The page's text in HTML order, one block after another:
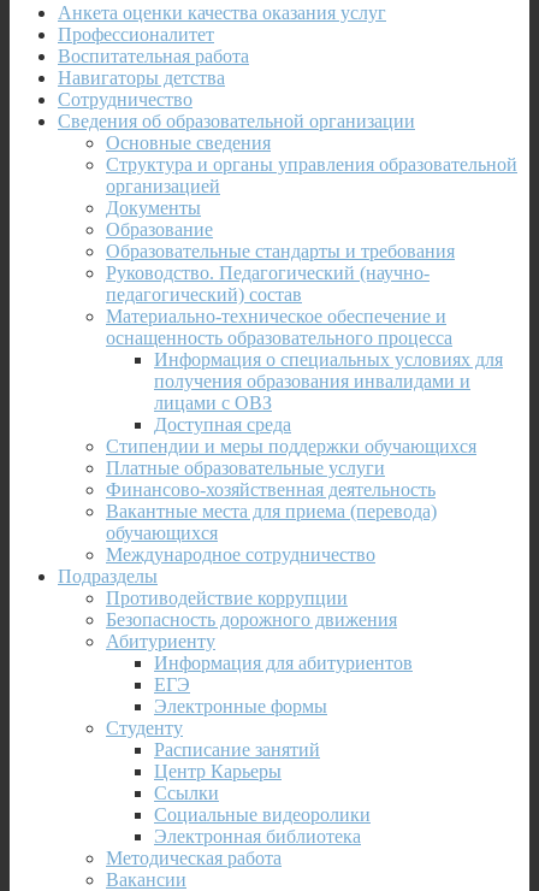
Анкета оценки качества оказания услуг
Профессионалитет
Воспитательная работа
Навигаторы детства
Сотрудничество
Сведения об образовательной организации
Основные сведения
Структура и органы управления образовательной
организацией
Документы
Образование
Образовательные стандарты и требования
Руководство. Педагогический (научно-
педагогический) состав
Материально-техническое обеспечение и
оснащенность образовательного процесса
Информация о специальных условиях для
получения образования инвалидами и
лицами с ОВЗ
Доступная среда
Стипендии и меры поддержки обучающихся
Платные образовательные услуги
Финансово-хозяйственная деятельность
Вакантные места для приема (перевода)
обучающихся
Международное сотрудничество
Подразделы
Противодействие коррупции
Безопасность дорожного движения
Абитуриенту
Информация для абитуриентов
ЕГЭ
Электронные формы
Студенту
Расписание занятий
Центр Карьеры
Ссылки
Социальные видеоролики
Электронная библиотека
Методическая работа
Вакансии